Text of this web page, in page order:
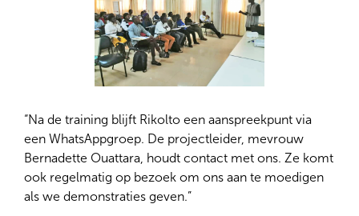
“Na de training blijft Rikolto een aanspreekpunt via
een WhatsAppgroep. De projectleider, mevrouw
Bernadette Ouattara, houdt contact met ons. Ze komt
ook regelmatig op bezoek om ons aan te moedigen
als we demonstraties geven.”